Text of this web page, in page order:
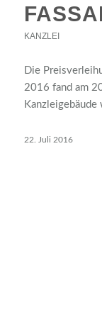
KANZLEI
Die
2016 fand am
22. Juli 2016